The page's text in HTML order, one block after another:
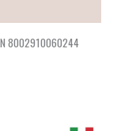
8002910060244